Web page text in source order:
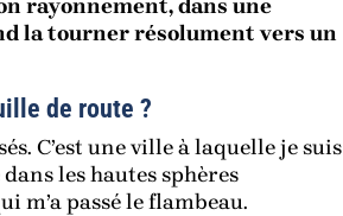
rayonnement, dans une
la tourner résolument vers un
de route ?
C’est une ville à laquelle je suis
les hautes sphères
m’a passé le flambeau.